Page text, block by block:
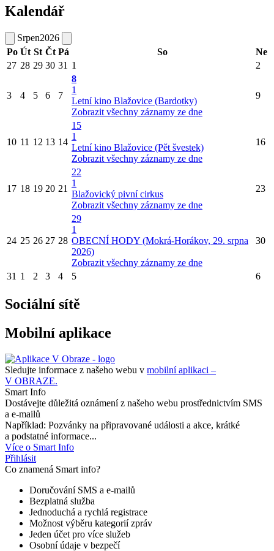
Kalendář
Srpen2026
Po Út St Čt Pá So
Ne
27 28 29 30 31 1 2
3 4 5 6 7
8
1
Letní kino Blažovice (Bardotky)
Zobrazit všechny záznamy ze dne
9
10 11 12 13 14
15
1
Letní kino Blažovice (Pět švestek)
Zobrazit všechny záznamy ze dne
16
17 18 19 20 21
22
1
Blažovický pivní cirkus
Zobrazit všechny záznamy ze dne
23
24 25 26 27 28
29
1
OBECNÍ HODY (Mokrá-Horákov, 29. srpna
2026)
Zobrazit všechny záznamy ze dne
30
31 1 2 3 4 5 6
Sociální sítě
Mobilní aplikace
Sledujte informace z našeho webu v mobilní aplikaci –
V OBRAZE.
Smart Info
Dostávejte důležitá oznámení z našeho webu prostřednictvím SMS
a e-mailů
Například: Pozvánky na připravované události a akce, krátké
a podstatné informace...
Více o Smart Info
Přihlásit
Co znamená Smart info?
Doručování SMS a e-mailů
Bezplatná služba
Jednoduchá a rychlá registrace
Možnost výběru kategorií zpráv
Jeden účet pro více služeb
Osobní údaje v bezpečí